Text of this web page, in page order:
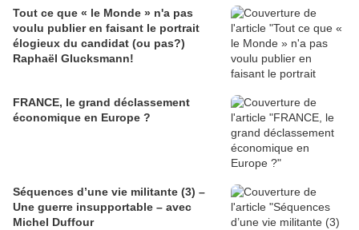
Tout ce que « le Monde » n'a pas
voulu publier en faisant le portrait
élogieux du candidat (ou pas?)
Raphaël Glucksmann!
FRANCE, le grand déclassement
économique en Europe ?
Séquences d’une vie militante (3) –
Une guerre insupportable – avec
Michel Duffour